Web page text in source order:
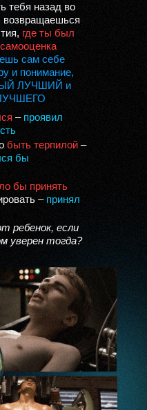
тебя назад во
возвращаешься
где ты был
сам себе
и понимание,
ЛУЧШИЙ и
– проявил
быть терпилой –
бы
бы принять
– принял
ребенок, если
уверен тогда?